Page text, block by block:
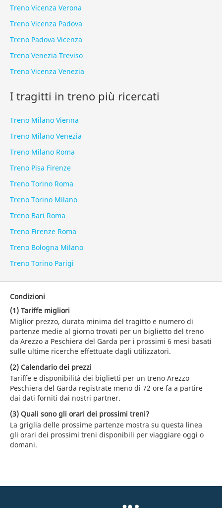
Treno Vicenza Verona
Treno Vicenza Padova
Treno Padova Vicenza
Treno Venezia Treviso
Treno Vicenza Venezia
I tragitti in treno più ricercati
Treno Milano Vienna
Treno Milano Venezia
Treno Milano Roma
Treno Pisa Firenze
Treno Torino Roma
Treno Torino Milano
Treno Bari Roma
Treno Firenze Roma
Treno Bologna Milano
Treno Torino Parigi
Condizioni
(1) Tariffe migliori
Miglior prezzo, durata minima del tragitto e numero di
partenze medie al giorno trovati per un biglietto del treno
da Arezzo a Peschiera del Garda per i prossimi 6 mesi basati
sulle ultime ricerche effettuate dagli utilizzatori.
(2) Calendario dei prezzi
Tariffe e disponibilità dei biglietti per un treno Arezzo
Peschiera del Garda registrate meno di 72 ore fa a partire
dai dati forniti dai nostri partner.
(3) Quali sono gli orari dei prossimi treni?
La griglia delle prossime partenze mostra su questa linea
gli orari dei prossimi treni disponibili per viaggiare oggi o
domani.